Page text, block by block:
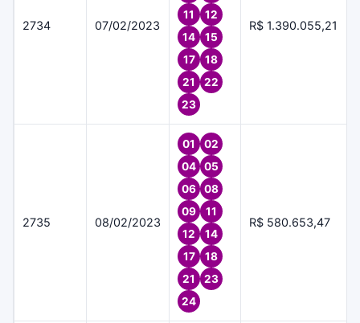
2734 07/02/2023
11
12
14
15
17
18
21
22
23
R$ 1.390.055,21
2735 08/02/2023
01
02
04
05
06
08
09
11
12
14
17
18
21
23
24
R$ 580.653,47